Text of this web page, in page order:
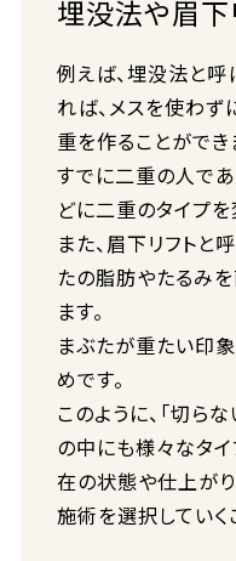
埋没法や眉下
例えば、埋没法と
れば、メスを使わ
重を作ることができ
すでに二重の人で
どに二重のタイプを
また、眉下リフトと
たの脂肪やたるみ
ます。
まぶたが重たい印
めです。
このように、「切ら
の中にも様々なタ
在の状態や仕上が
施術を選択していく